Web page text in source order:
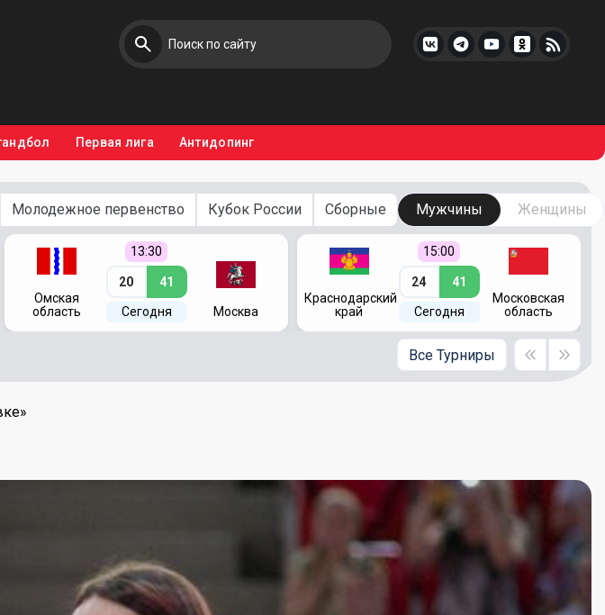
Первая лига Антидопинг
Молодежное первенство Кубок России Сборные Мужчины Женщины
Омская
область
13:30
20 41
Сегодня Москва
Краснодарский
край
15:00
24 41
Сегодня
Московская
область
Все Турниры